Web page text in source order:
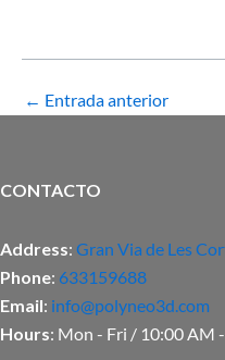
← Entrada anterior
CONTACTO
Address: Gran Via de Les
Phone: 633159688
Email: info@polyneo3d.com
Hours: Mon - Fri / 10:00 AM